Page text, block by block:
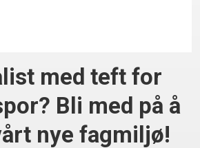
med teft for
Bli med på å
nye fagmiljø!